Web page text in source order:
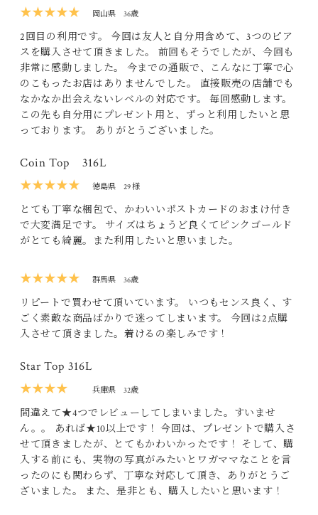
★★★★★
岡山県 36歳
2回目の利用です。 今回は友人と自分用含めて、3つのピア
スを購入させて頂きました。 前回もそうでしたが、今回も
非常に感動しました。 今までの通販で、こんなに丁寧で心
のこもったお店はありませんでした。 直接販売の店舗でも
なかなか出会えないレベルの対応です。 毎回感動します。
この先も自分用にプレゼント用と、ずっと利用したいと思
っております。 ありがとうございました。
Coin Top 316L
★★★★★
徳島県 29 様
とても丁寧な梱包で、かわいいポストカードのおまけ付き
で大変満足です。 サイズはちょうど良くてピンクゴールド
がとても綺麗。また利用したいと思いました。
★★★★★ 群馬県 36歳
リピートで買わせて頂いています。 いつもセンス良く、す
ごく素敵な商品ばかりで迷ってしまいます。 今回は2点購
入させて頂きました。着けるの楽しみです！
Star Top 316L
★★★★
兵庫県 32歳
間違えて★4つでレビューしてしまいました。すいませ
ん。。 あれば★10以上です！ 今回は、プレゼントで購入さ
せて頂きましたが、とてもかわいかったです！ そして、購
入する前にも、実物の写真がみたいとワガママなことを言
ったのにも関わらず、丁寧な対応して頂き、ありがとうご
ざいました。 また、是非とも、購入したいと思います！